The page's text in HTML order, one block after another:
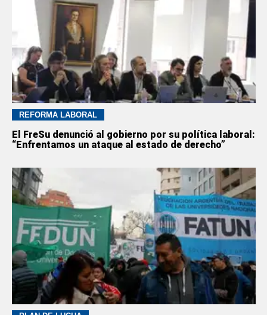
REFORMA LABORAL
El FreSu denunció al gobierno por su política laboral:
“Enfrentamos un ataque al estado de derecho”